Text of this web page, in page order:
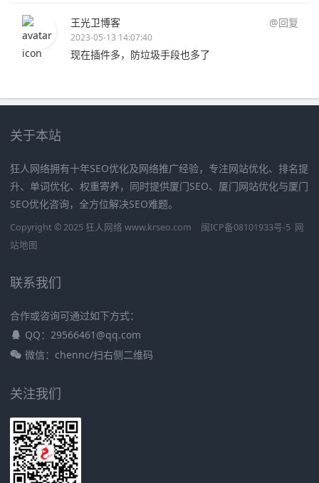
王光卫博客 @回复
2023-05-13 14:07:40
现在插件多，防垃圾手段也多了
关于本站
狂人网络拥有十年SEO优化及网络推广经验，专注网站优化、排名提
升、单词优化、权重寄养，同时提供厦门SEO、厦门网站优化与厦门
SEO优化咨询，全方位解决SEO难题。
Copyright © 2025 狂人网络 www.krseo.com 闽ICP备08101933号-5 网
站地图
联系我们
合作或咨询可通过如下方式：
QQ：29566461@qq.com
微信：chennc/扫右侧二维码
关注我们